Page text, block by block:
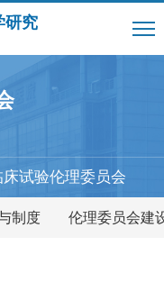
研究
试验伦理委员会
制度 伦理委员会建